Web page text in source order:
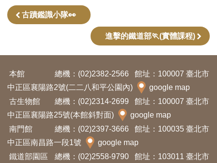
研
便
民
服
務
政
府
公
古蹟鑑識小隊👀
進擊的鐵道部🏃(實體課程)
本館 總機：(02)2382-2566
館址：100007 臺北市
中正區襄陽路2號(二二八和平公園內)
google map
古生物館
總機：(02)2314-2699
館址：100007 臺北市
中正區襄陽路25號(本館斜對面)
google map
南門館
總機：(02)2397-3666
館址：100035 臺北市
中正區南昌路一段1號
google map
鐵道部園區
總機：(02)2558-9790 館址：103011 臺北市